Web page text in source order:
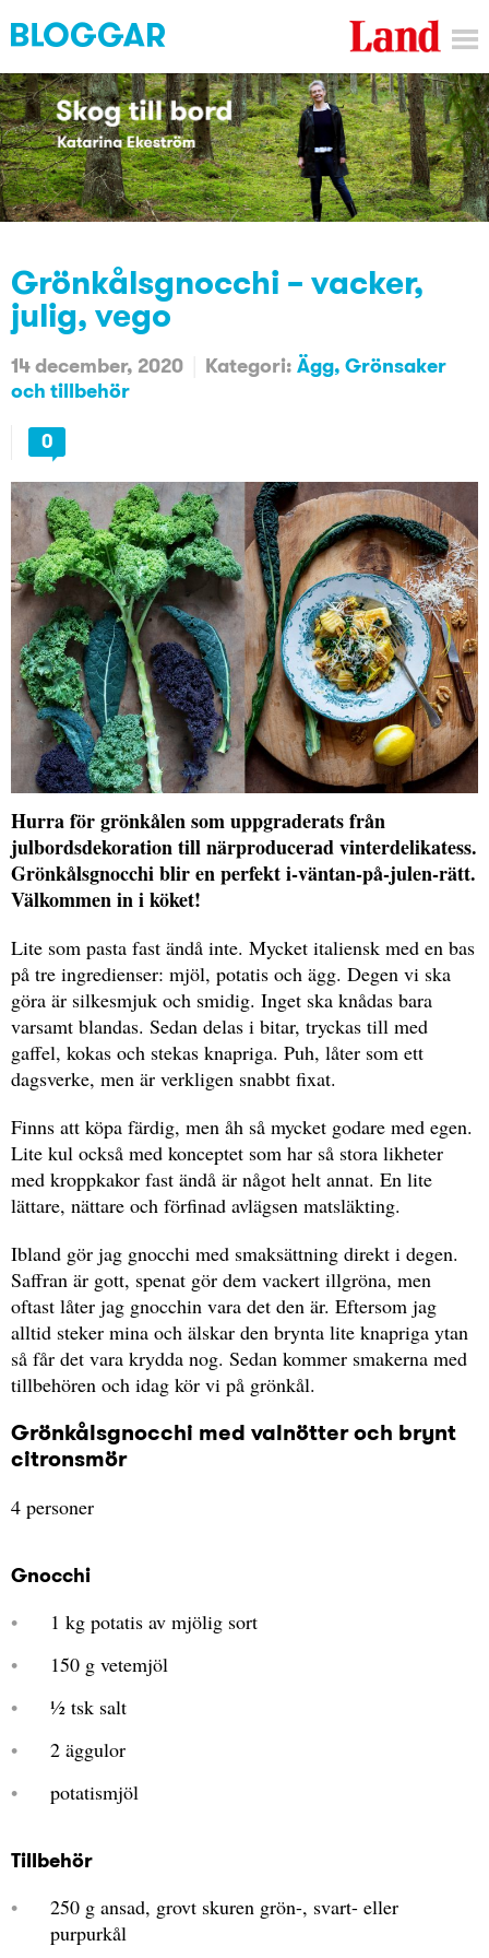
Grönkålsgnocchi – vacker,
julig, vego
14 december, 2020 Kategori: Ägg Grönsaker
och tillbehör
0
Hurra för grönkålen som uppgraderats från
julbordsdekoration till närproducerad vinterdelikatess.
Grönkålsgnocchi blir en perfekt i-väntan-på-julen-rätt.
Välkommen in i köket!
Lite som pasta fast ändå inte. Mycket italiensk med en bas
på tre ingredienser: mjöl, potatis och ägg. Degen vi ska
göra är silkesmjuk och smidig. Inget ska knådas bara
varsamt blandas. Sedan delas i bitar, tryckas till med
gaffel, kokas och stekas knapriga. Puh, låter som ett
dagsverke, men är verkligen snabbt fixat.
Finns att köpa färdig, men åh så mycket godare med egen.
Lite kul också med konceptet som har så stora likheter
med kroppkakor fast ändå är något helt annat. En lite
lättare, nättare och förfinad avlägsen matsläkting.
Ibland gör jag gnocchi med smaksättning direkt i degen.
Saffran är gott, spenat gör dem vackert illgröna, men
oftast låter jag gnocchin vara det den är. Eftersom jag
alltid steker mina och älskar den brynta lite knapriga ytan
så får det vara krydda nog. Sedan kommer smakerna med
tillbehören och idag kör vi på grönkål.
Grönkålsgnocchi med valnötter och brynt
citronsmör
4 personer
Gnocchi
1 kg potatis av mjölig sort
150 g vetemjöl
½ tsk salt
2 äggulor
potatismjöl
Tillbehör
250 g ansad, grovt skuren grön-, svart- eller
purpurkål